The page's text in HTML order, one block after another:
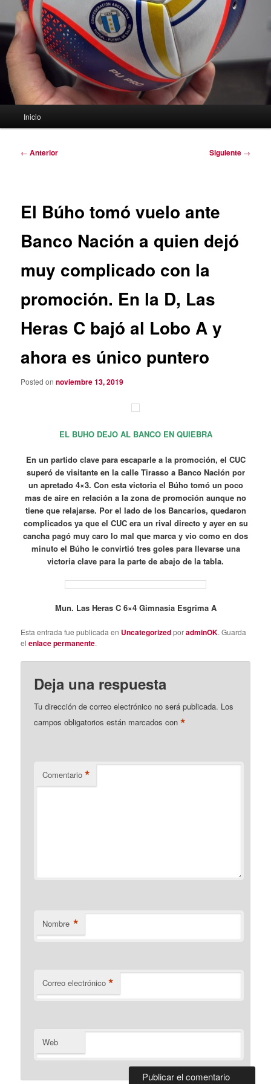
Inicio
Navegación
← Anterior Siguiente →
El Búho tomó vuelo ante
Banco Nación a quien dejó
muy complicado con la
promoción. En la D, Las
Heras C bajó al Lobo A y
ahora es único puntero
Posted onnoviembre 13, 2019
EL BUHO DEJO AL BANCO EN QUIEBRA
En un partido clave para escaparle a la promoción, el CUC
superó de visitante en la calle Tirasso a Banco Nación por
un apretado 4×3. Con esta victoria el Búho tomó un poco
mas de aire en relación a la zona de promoción aunque no
tiene que relajarse. Por el lado de los Bancarios, quedaron
complicados ya que el CUC era un rival directo y ayer en su
cancha pagó muy caro lo mal que marca y vio como en dos
minuto el Búho le convirtió tres goles para llevarse una
victoria clave para la parte de abajo de la tabla.
Mun. Las Heras C 6×4 Gimnasia Esgrima A
Esta entrada fue publicada en UncategorizedporadminOK. Guarda
elenlace permanente.
Deja una respuesta
Tu dirección de correo electrónico no será publicada. Los
campos obligatorios están marcados con*
Comentario *
Nombre *
Correo electrónico *
Web